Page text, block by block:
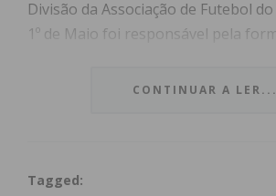
Divisão da Associação de Futebol do
1º de Maio foi responsável pela
O IMEDIATO esteve à conversa com
CONTINUAR A LER...
Tagged: